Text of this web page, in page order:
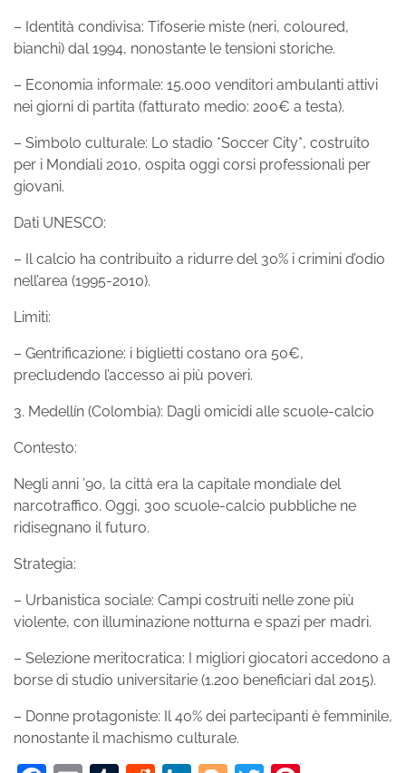
– Identità condivisa: Tifoserie miste (neri, coloured,
bianchi) dal 1994, nonostante le tensioni storiche.
– Economia informale: 15.000 venditori ambulanti attivi
nei giorni di partita (fatturato medio: 200€ a testa).
– Simbolo culturale: Lo stadio *Soccer City*, costruito
per i Mondiali 2010, ospita oggi corsi professionali per
giovani.
Dati UNESCO:
– Il calcio ha contribuito a ridurre del 30% i crimini d’odio
nell’area (1995-2010).
Limiti:
– Gentrificazione: i biglietti costano ora 50€,
precludendo l’accesso ai più poveri.
3. Medellín (Colombia): Dagli omicidi alle scuole-calcio
Contesto:
Negli anni ’90, la città era la capitale mondiale del
narcotraffico. Oggi, 300 scuole-calcio pubbliche ne
ridisegnano il futuro.
Strategia:
– Urbanistica sociale: Campi costruiti nelle zone più
violente, con illuminazione notturna e spazi per madri.
– Selezione meritocratica: I migliori giocatori accedono a
borse di studio universitarie (1.200 beneficiari dal 2015).
– Donne protagoniste: Il 40% dei partecipanti è femminile,
nonostante il machismo culturale.